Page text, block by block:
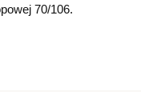
70/106.